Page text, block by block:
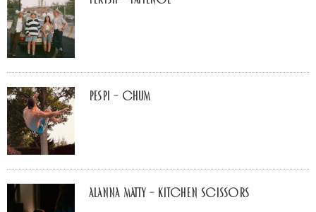
Pespi – Chum
Alanna Matty – Kitchen Scissors